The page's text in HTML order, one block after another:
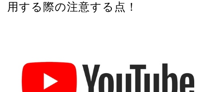
用する際の注意する点！